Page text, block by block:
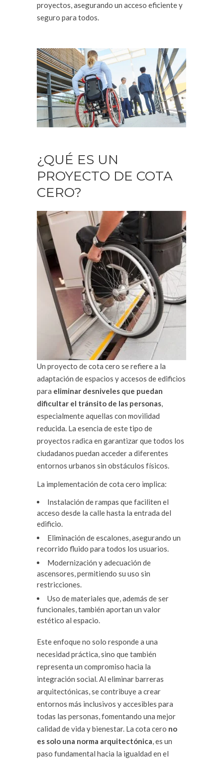
proyectos, asegurando un acceso eficiente y
seguro para todos.
¿QUÉ ES UN
PROYECTO DE COTA
CERO?
Un proyecto de cota cero se refiere a la
adaptación de espacios y accesos de edificios
para eliminar desniveles que puedan
dificultar el tránsito de las personas,
especialmente aquellas con movilidad
reducida. La esencia de este tipo de
proyectos radica en garantizar que todos los
ciudadanos puedan acceder a diferentes
entornos urbanos sin obstáculos físicos.
La implementación de cota cero implica:
Instalación de rampas que faciliten el
acceso desde la calle hasta la entrada del
edificio.
Eliminación de escalones, asegurando un
recorrido fluido para todos los usuarios.
Modernización y adecuación de
ascensores, permitiendo su uso sin
restricciones.
Uso de materiales que, además de ser
funcionales, también aportan un valor
estético al espacio.
Este enfoque no solo responde a una
necesidad práctica, sino que también
representa un compromiso hacia la
integración social. Al eliminar barreras
arquitectónicas, se contribuye a crear
entornos más inclusivos y accesibles para
todas las personas, fomentando una mejor
calidad de vida y bienestar. La cota cero no
es solo una norma arquitectónica, es un
paso fundamental hacia la igualdad en el